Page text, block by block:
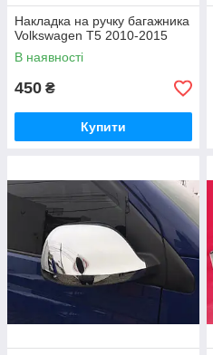
Накладка на ручку багажника
Volkswagen T5 2010-2015
В наявності
450 ₴
Купити